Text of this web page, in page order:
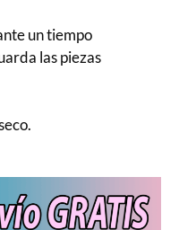
un tiempo
las piezas